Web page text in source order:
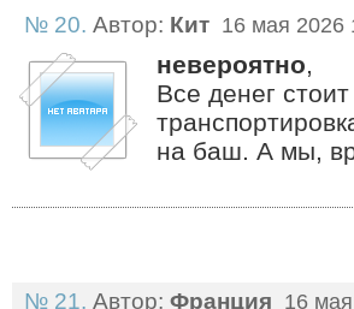
№ 20. Автор: Кит 16 мая 2026
невероятно,
Все денег
на баш. А мы,
№ 21. Автор: Франция 16